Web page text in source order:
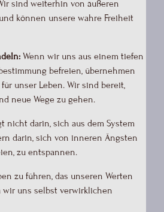
sind weiterhin von äußeren
können unsere wahre Freiheit
Wenn wir uns aus einem tiefen
befreien, übernehmen
unser Leben. Wir sind bereit,
neue Wege zu gehen.
nicht darin, sich aus dem System
darin, sich von inneren Ängsten
zu entspannen.
zu führen, das unseren Werten
uns selbst verwirklichen